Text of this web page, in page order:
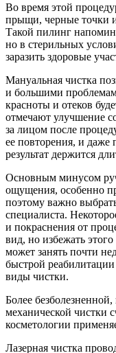
Во время этой
прыщи, черные точки
Такой пилинг
но в стерильных
заразить здоровые
Мануальная чистка
и большими
красноты и отеков
отмечают улучшение
за лицом после
ее повторения, и даже
результат держится
Основным минусом
ощущения, особенно
поэтому важно
специалиста.
и покраснения от
вид, но избежать
может занять почти
быстрой
виды чистки.
Более
механической чистки
косметологии
Лазерная чистка